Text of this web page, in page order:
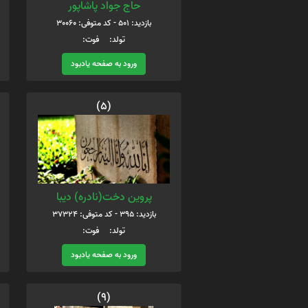
حاج جواد پاشاپور
بازدید: 501 - کد متوفی: 30060
تولد: فوت:
ورود به صفحه یادبود
(5)
پروین دخت(نادره) دیبا
بازدید: 395 - کد متوفی: 37324
تولد: فوت:
ورود به صفحه یادبود
(9)